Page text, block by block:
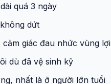
quá 3 ngày
dứt
giác đau nhức vùng lợi
dù đã vệ sinh kỹ
nhất là ở người lớn tuổi